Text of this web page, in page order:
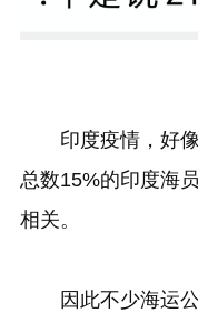
印度疫情，好
总数15%的印度海
相关。
因此不少海运